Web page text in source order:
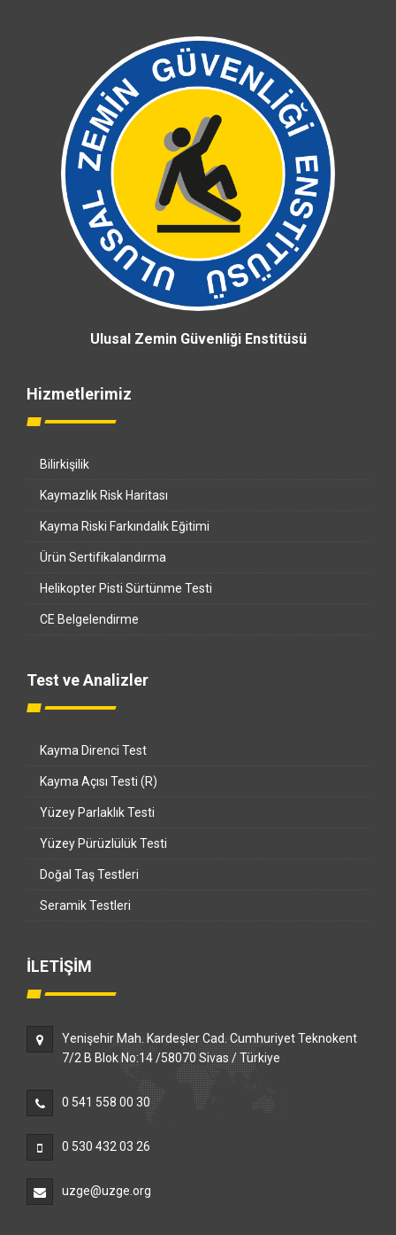
Ulusal Zemin Güvenliği Enstitüsü
Hizmetlerimiz
Bilirkişilik
Kaymazlık Risk Haritası
Kayma Riski Farkındalık Eğitimi
Ürün Sertifikalandırma
Helikopter Pisti Sürtünme Testi
CE Belgelendirme
Test ve Analizler
Kayma Direnci Test
Kayma Açısı Testi (R)
Yüzey Parlaklık Testi
Yüzey Pürüzlülük Testi
Doğal Taş Testleri
Seramik Testleri
İLETİŞİM
Yenişehir Mah. Kardeşler Cad. Cumhuriyet Teknokent
7/2 B Blok No:14 /58070 Sivas / Türkiye
0 541 558 00 30
0 530 432 03 26
uzge@uzge.org